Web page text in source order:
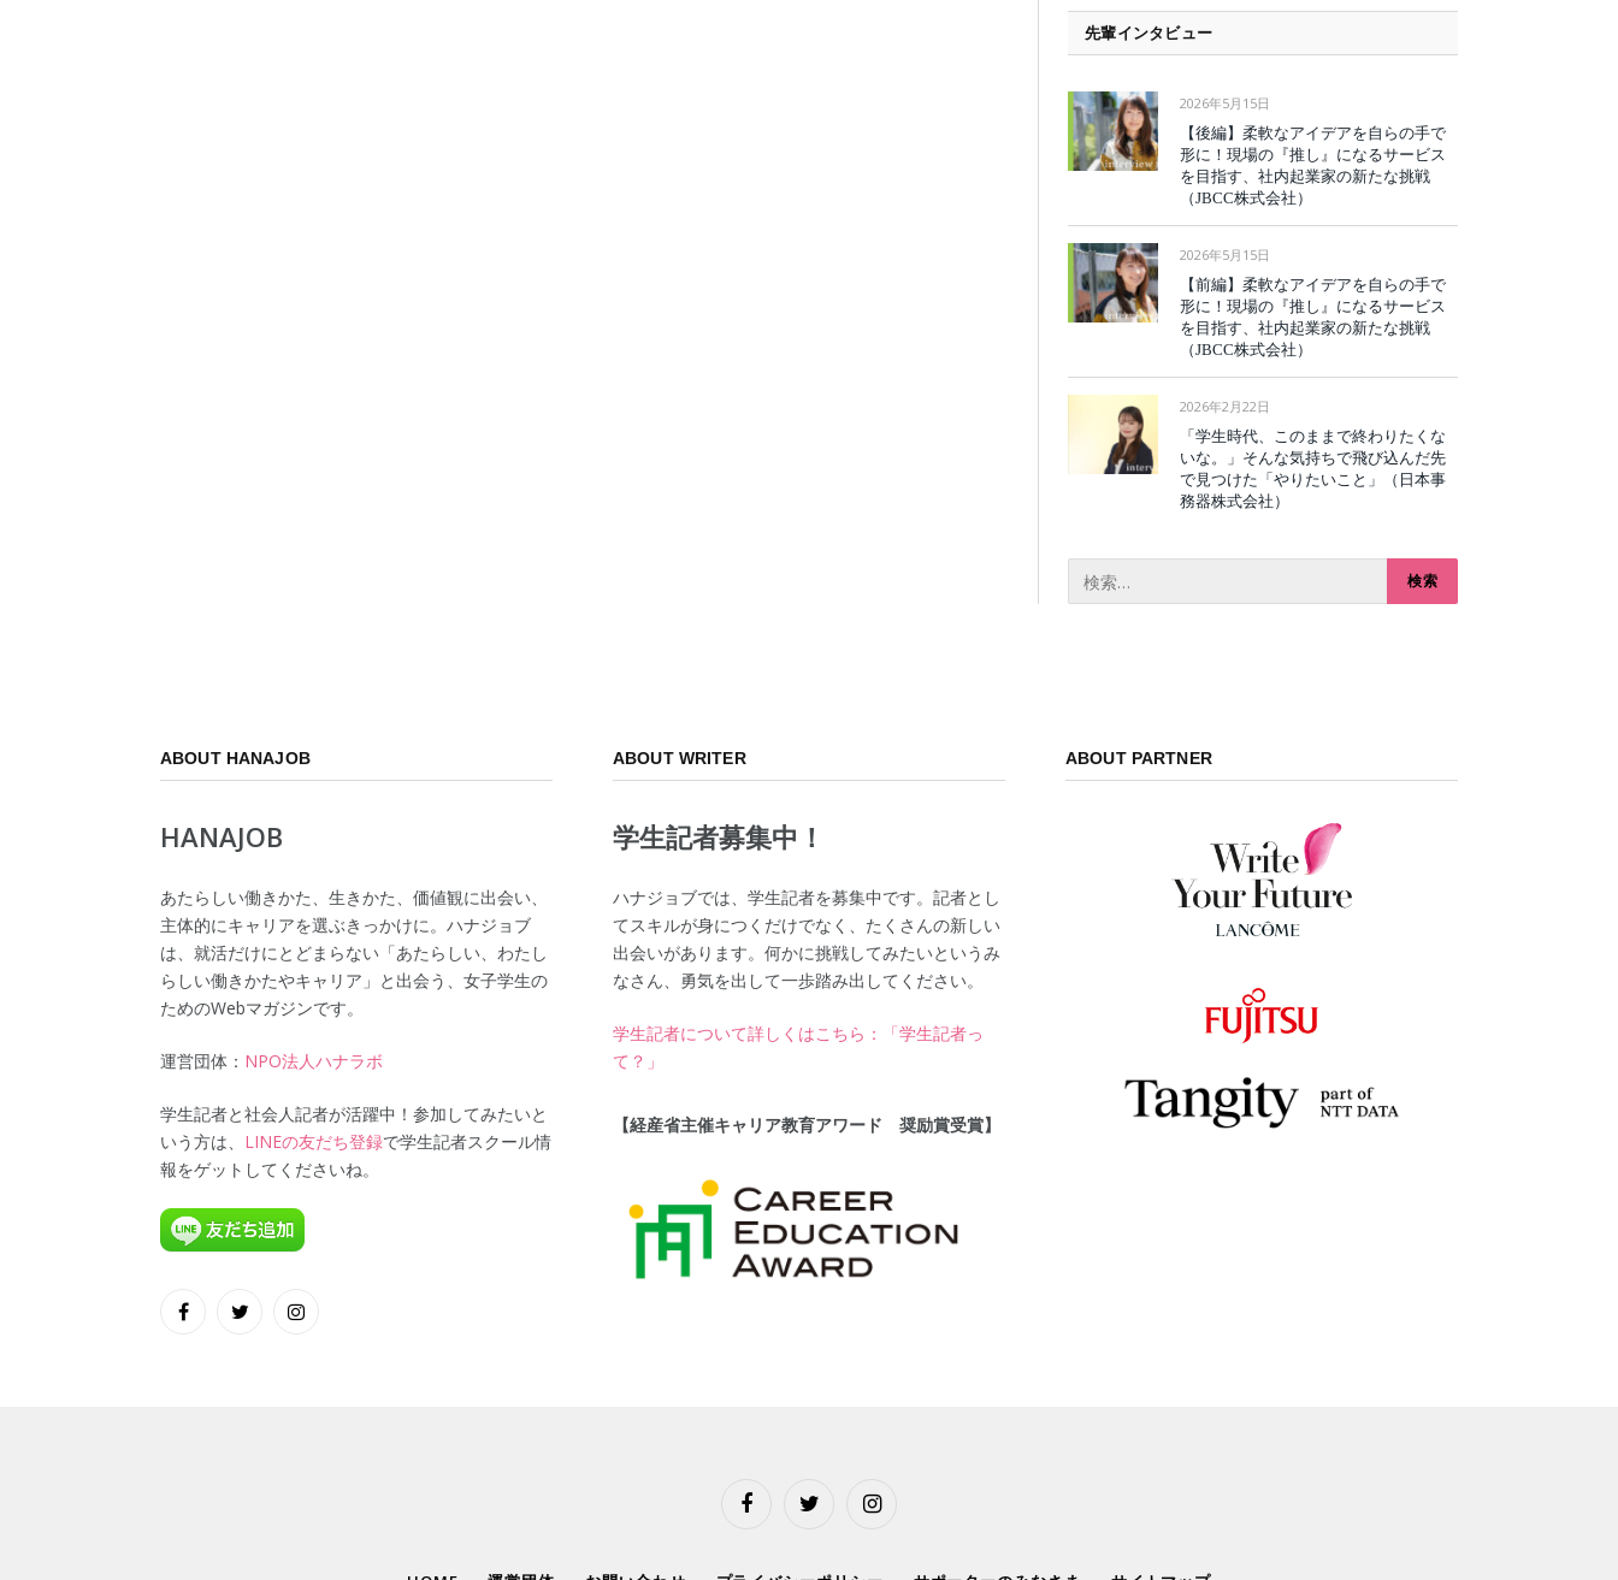
先輩インタビュー
2026年5月15日
【後編】柔軟なアイデアを自らの手で
形に！現場の『推し』になるサービス
を目指す、社内起業家の新たな挑戦
（JBCC株式会社）
2026年5月15日
【前編】柔軟なアイデアを自らの手で
形に！現場の『推し』になるサービス
を目指す、社内起業家の新たな挑戦
（JBCC株式会社）
2026年2月22日
「学生時代、このままで終わりたくな
いな。」そんな気持ちで飛び込んだ先
で見つけた「やりたいこと」（日本事
務器株式会社）
ABOUT HANAJOB
HANAJOB
あたらしい働きかた、生きかた、価値観に出会い、
主体的にキャリアを選ぶきっかけに。ハナジョブ
は、就活だけにとどまらない「あたらしい、わたし
らしい働きかたやキャリア」と出会う、女子学生の
ためのWebマガジンです。
運営団体： NPO法人ハナラボ
学生記者と社会人記者が活躍中！参加してみたいと
いう方は、 LINEの友だち登録で学生記者スクール情
報をゲットしてくださいね。
FacebookTwitter Instagram
ABOUT WRITER
学生記者募集中！
ハナジョブでは、学生記者を募集中です。記者とし
てスキルが身につくだけでなく、たくさんの新しい
出会いがあります。何かに挑戦してみたいというみ
なさん、勇気を出して一歩踏み出してください。
学生記者について詳しくはこちら：「学生記者っ
て？」
【経産省主催キャリア教育アワード 奨励賞受賞】
ABOUT PARTNER
FacebookTwitter Instagram